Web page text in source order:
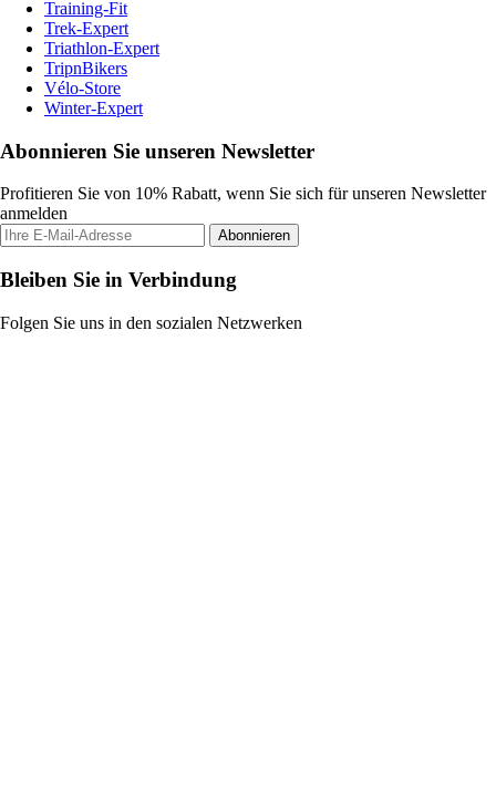
Training-Fit
Trek-Expert
Triathlon-Expert
TripnBikers
Vélo-Store
Winter-Expert
Abonnieren Sie unseren Newsletter
Profitieren Sie von 10% Rabatt, wenn Sie sich für unseren Newsletter
anmelden
Abonnieren
Bleiben Sie in Verbindung
Folgen Sie uns in den sozialen Netzwerken